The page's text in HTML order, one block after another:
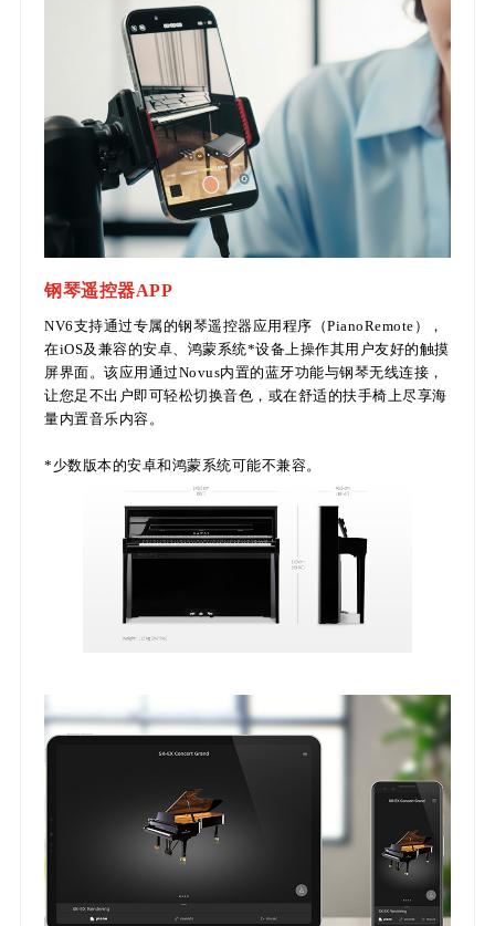
钢琴遥控器APP
NV6支持通过专属的钢琴遥控器应用程序（PianoRemote），
在iOS及兼容的安卓、鸿蒙系统*设备上操作其用户友好的触摸
屏界面。该应用通过Novus内置的蓝牙功能与钢琴无线连接，
让您足不出户即可轻松切换音色，或在舒适的扶手椅上尽享海
量内置音乐内容。
*少数版本的安卓和鸿蒙系统可能不兼容。